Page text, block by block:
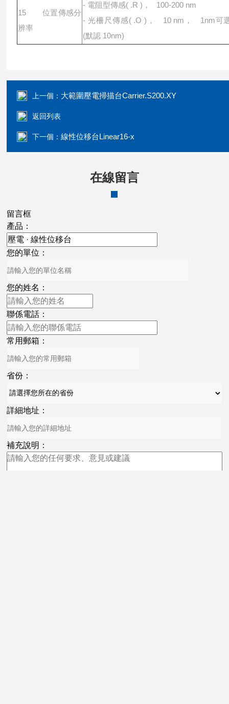
15 位置傳感分
辨率
- 電阻型傳感( .R )， 100-200 nm
- 光柵尺傳感( .O )， 10 nm， 1nm可
(默認 10nm)
上一個： 大範圍壓電掃描台Carrier.S200.XY
返回列表
下一個：線性位移台Linear16-x
在線留言
留言框
產品：
您的單位：
您的姓名：
聯係電話：
常用郵箱：
省份：
詳細地址：
補充說明：